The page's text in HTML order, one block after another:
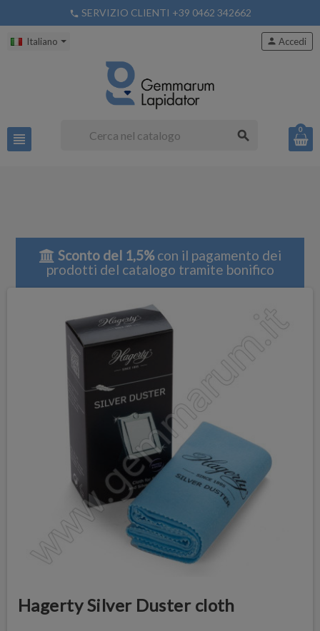
phone SERVIZIO CLIENTI +39 0462 342662
Italiano
view_headline search
person Accedi
0
Sconto del 1,5%con il pagamento dei
prodotti del catalogo tramite bonifico
Hagerty Silver Duster cloth